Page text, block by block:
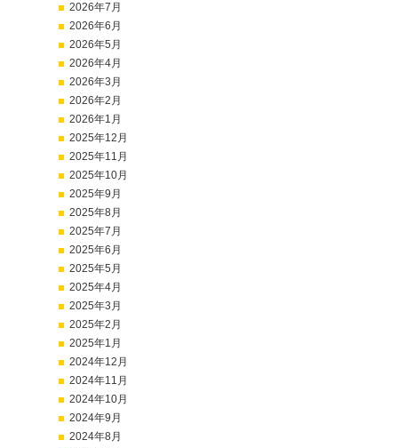
2026年7月
2026年6月
2026年5月
2026年4月
2026年3月
2026年2月
2026年1月
2025年12月
2025年11月
2025年10月
2025年9月
2025年8月
2025年7月
2025年6月
2025年5月
2025年4月
2025年3月
2025年2月
2025年1月
2024年12月
2024年11月
2024年10月
2024年9月
2024年8月